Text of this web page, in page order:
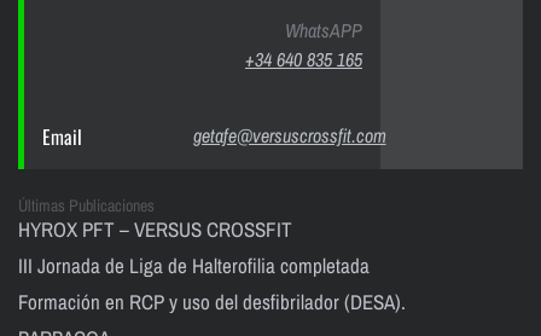
WhatsAPP
+34 640 835 165
Email getafe@versuscrossfit.com
Últimas Publicaciones
HYROX PFT – VERSUS CROSSFIT
III Jornada de Liga de Halterofilia completada
Formación en RCP y uso del desfibrilador (DESA).